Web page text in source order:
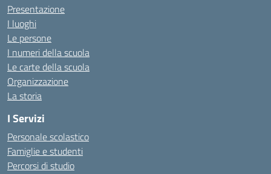
Presentazione
I luoghi
Le persone
I numeri della scuola
Le carte della scuola
Organizzazione
La storia
I Servizi
Personale scolastico
Famiglie e studenti
Percorsi di studio